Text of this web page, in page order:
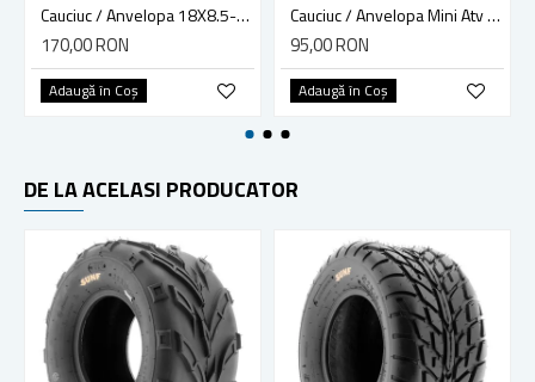
Cauciuc / Anvelopa 18X8.5-8, Kart, tubeless, 4 p.r. MRH, made in India
170,00 RON
Adaugă în Coş
Cauciuc / Anvelopa Mini Atv / Pocket Bike 90/65-6.5
95,00 RON
Adaugă în Coş
DE LA ACELASI PRODUCATOR